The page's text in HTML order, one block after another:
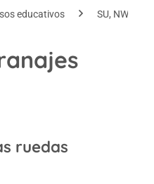
educativos SU, NWT,
ruedas